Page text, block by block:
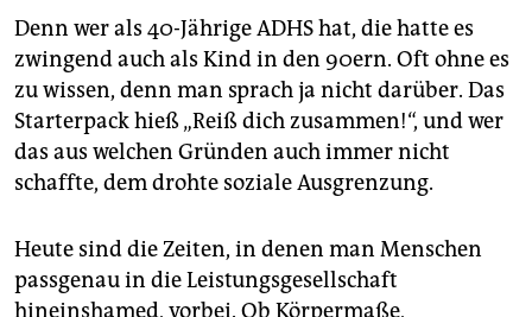
Denn wer als 40-Jährige ADHS hat, die hatte es
zwingend auch als Kind in den 90ern. Oft ohne es
zu wissen, denn man sprach ja nicht darüber. Das
Starterpack hieß „Reiß dich zusammen!“, und wer
das aus welchen Gründen auch immer nicht
schaffte, dem drohte soziale Ausgrenzung.
Heute sind die Zeiten, in denen man Menschen
passgenau in die Leistungsgesellschaft
hineinshamed, vorbei. Ob Körpermaße,